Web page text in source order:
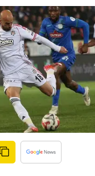
Bolu
Burdur
Bursa
Çanakkale
Çankırı
Çorum
Denizli